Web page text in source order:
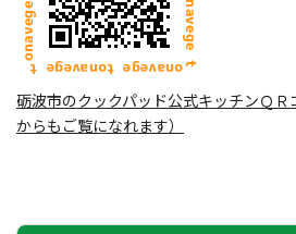
砺波市のクックパッド公式キッチンＱ
からもご覧になれます）